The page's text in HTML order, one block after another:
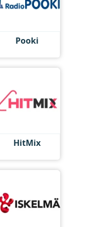
Pooki
HitMix